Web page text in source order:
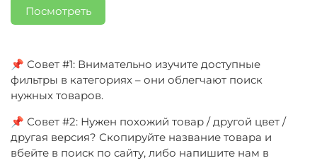
Посмотреть
📌 Совет #1: Внимательно изучите доступные
фильтры в категориях – они облегчают поиск
нужных товаров.
📌 Совет #2: Нужен похожий товар / другой цвет /
другая версия? Скопируйте название товара и
вбейте в поиск по сайту, либо напишите нам в